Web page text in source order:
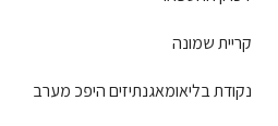
קריית שמונה
נקודת בליאומאגנתיזים היפכ מערב